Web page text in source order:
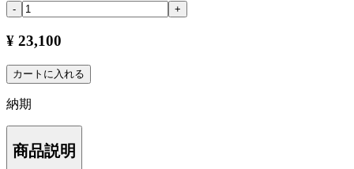
- +
¥ 23,100
カートに入れる
納期
商品説明